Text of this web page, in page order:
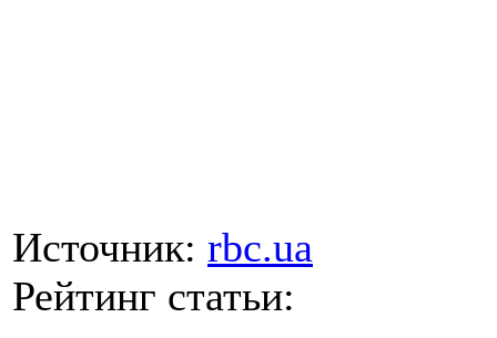
Источник: rbc.ua
Рейтинг статьи: